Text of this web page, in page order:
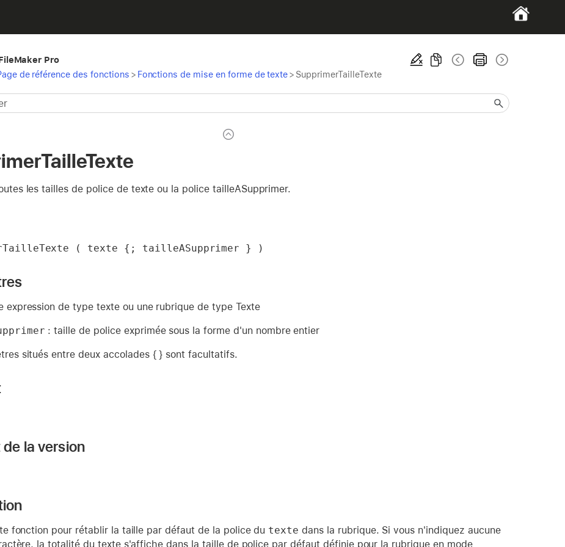
Pro
de référence des fonctions > Fonctions de mise en forme de texte> SupprimerTailleTexte
les tailles de police de texte ou la police tailleASupprimer.
( texte {; tailleASupprimer } )
expression de type texte ou une rubrique de type Texte
: taille de police exprimée sous la forme d'un nombre entier
situés entre deux accolades { } sont facultatifs.
la version
fonction pour rétablir la taille par défaut de la police du texte dans la rubrique. Si vous n'indiquez aucune
la totalité du texte s'affiche dans la taille de police par défaut définie pour la rubrique en mode